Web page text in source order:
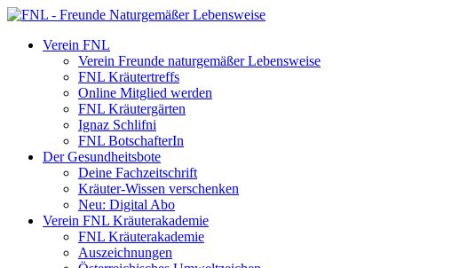
Verein FNL
Verein Freunde naturgemäßer Lebensweise
FNL Kräutertreffs
Online Mitglied werden
FNL Kräutergärten
Ignaz Schlifni
FNL BotschafterIn
Der Gesundheitsbote
Deine Fachzeitschrift
Kräuter-Wissen verschenken
Neu: Digital Abo
Verein FNL Kräuterakademie
FNL Kräuterakademie
Auszeichnungen